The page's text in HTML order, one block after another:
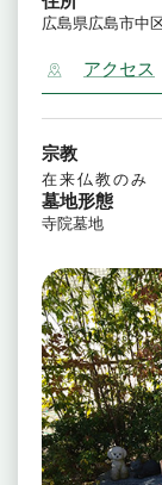
広島県広島市中
アクセス
宗教
在来仏教のみ
墓地形態
寺院墓地